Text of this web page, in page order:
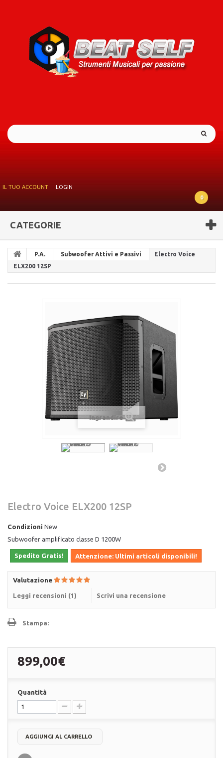
IL TUO ACCOUNT
LOGIN
0
CATEGORIE
P.A. Subwoofer Attivi e Passivi
Electro Voice
ELX200 12SP
Ingrandire
Electro Voice ELX200 12SP
Condizioni New
Subwoofer amplificato classe D 1200W
Spedito Gratis! Attenzione: Ultimi articoli disponibili!
Valutazione
Leggi recensioni (1) Scrivi una recensione
Stampa:
899,00€
Quantità
AGGIUNGI AL CARRELLO